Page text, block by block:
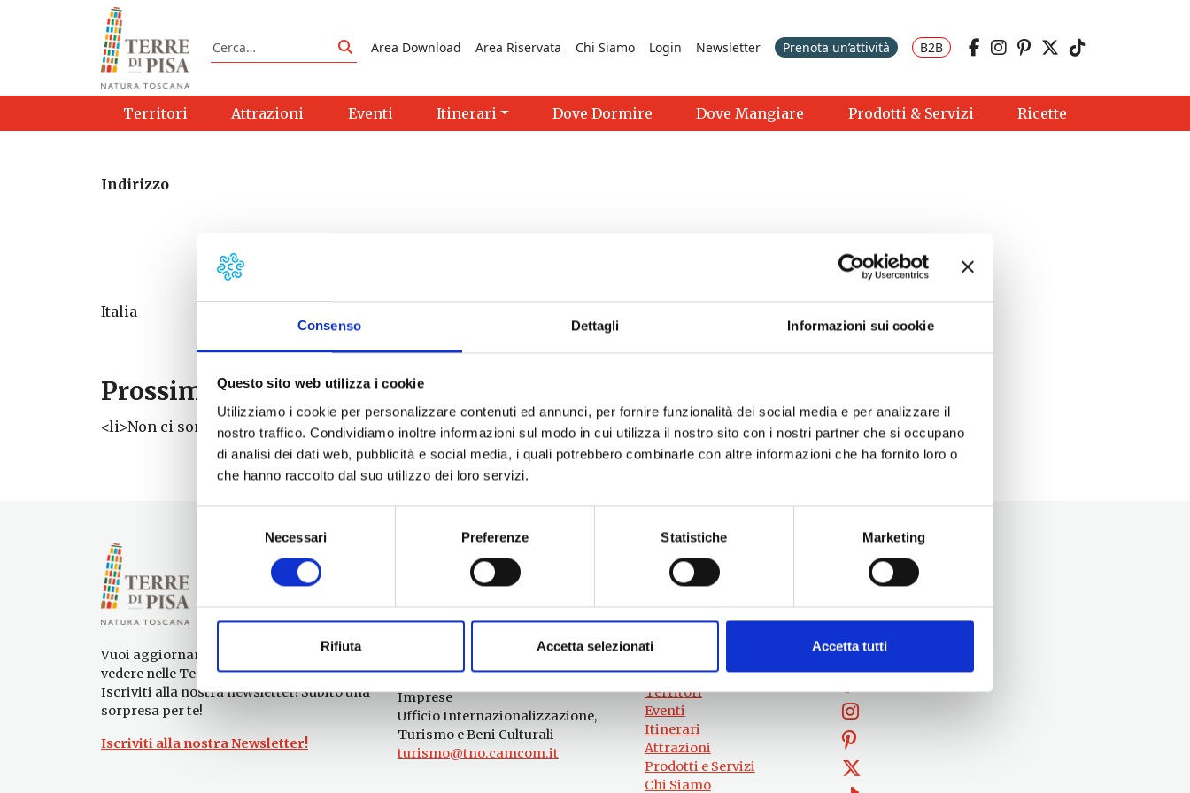
Consenso Dettagli Informazioni sui cookie
Questo sito web utilizza i cookie
Utilizziamo i cookie per personalizzare contenuti ed annunci, per fornire funzionalità dei social media e per analizzare il
nostro traffico. Condividiamo inoltre informazioni sul modo in cui utilizza il nostro sito con i nostri partner che si occupano
di analisi dei dati web, pubblicità e social media, i quali potrebbero combinarle con altre informazioni che ha fornito loro o
che hanno raccolto dal suo utilizzo dei loro servizi.
Necessari Preferenze Statistiche Marketing
Rifiuta Accetta selezionati Accetta tutti
Vai al contenuto
Cerca
Cerca
Area Download Area Riservata Chi Siamo Login Newsletter Prenota un’attività B2B
Territori Attrazioni Eventi Itinerari Dove Dormire Dove Mangiare Prodotti & Servizi Ricette
Indirizzo
Italia
Prossimi eventi
<li>Non ci sono eventi in questo luogo</li>
Vuoi aggiornamenti su cosa fare e cosa
vedere nelle Terre di Pisa?
Iscriviti alla nostra newsletter! Subito una
sorpresa per te!
Iscriviti alla nostra Newsletter!
Imprese
Ufficio Internazionalizzazione,
Turismo e Beni Culturali
turismo@tno.camcom.it
#lemieTerrediPisa
Esperienze
Territori
Eventi
Itinerari
Attrazioni
Prodotti e Servizi
Chi Siamo
Seguici su